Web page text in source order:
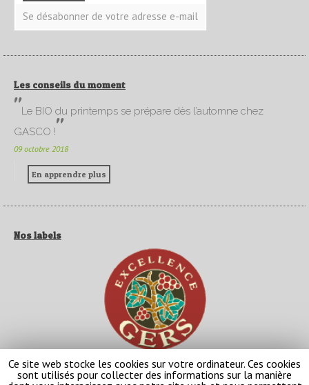
Se désabonner de votre adresse e-mail
Les conseils du moment
Le BIO du printemps se prépare dès l’automne chez
GASCO !
09 octobre 2018
En apprendre plus
Nos labels
Ce site web stocke les cookies sur votre ordinateur. Ces cookies
sont utilisés pour collecter des informations sur la manière